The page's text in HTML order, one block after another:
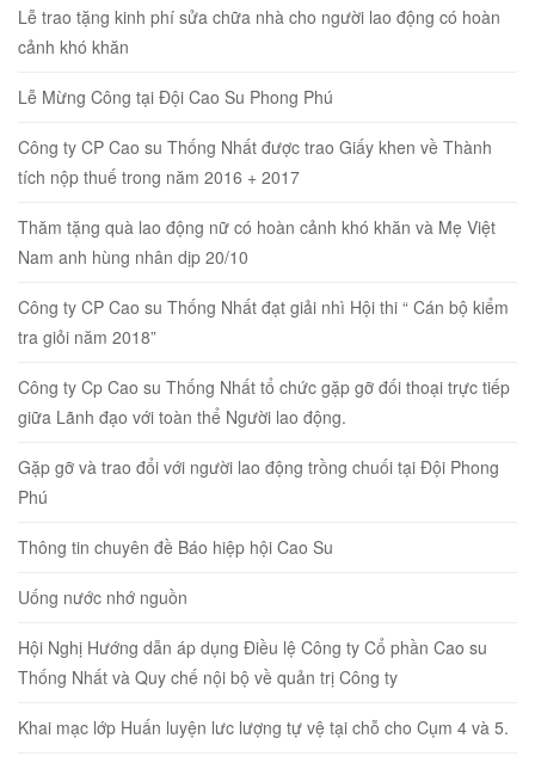
Lễ trao tặng kinh phí sửa chữa nhà cho người lao động có hoàn
cảnh khó khăn
Lễ Mừng Công tại Đội Cao Su Phong Phú
Công ty CP Cao su Thống Nhất được trao Giấy khen về Thành
tích nộp thuế trong năm 2016 + 2017
Thăm tặng quà lao động nữ có hoàn cảnh khó khăn và Mẹ Việt
Nam anh hùng nhân dịp 20/10
Công ty CP Cao su Thống Nhất đạt giải nhì Hội thi “ Cán bộ kiểm
tra giỏi năm 2018”
Công ty Cp Cao su Thống Nhất tổ chức gặp gỡ đối thoại trực tiếp
giữa Lãnh đạo với toàn thể Người lao động.
Gặp gỡ và trao đổi với người lao động trồng chuối tại Đội Phong
Phú
Thông tin chuyên đề Báo hiệp hội Cao Su
Uống nước nhớ nguồn
Hội Nghị Hướng dẫn áp dụng Điều lệ Công ty Cổ phần Cao su
Thống Nhất và Quy chế nội bộ về quản trị Công ty
Khai mạc lớp Huấn luyện lưc lượng tự vệ tại chỗ cho Cụm 4 và 5.